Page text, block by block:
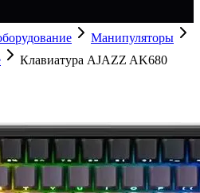
Манипуляторы
Клавиатура AJAZZ AK680